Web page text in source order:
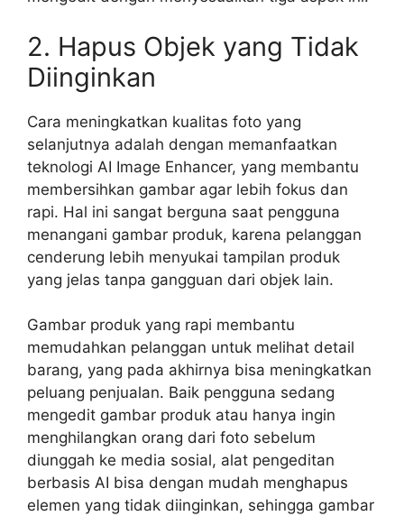
2. Hapus Objek yang Tidak
Diinginkan
Cara meningkatkan kualitas foto yang
selanjutnya adalah dengan memanfaatkan
teknologi AI Image Enhancer, yang membantu
membersihkan gambar agar lebih fokus dan
rapi. Hal ini sangat berguna saat pengguna
menangani gambar produk, karena pelanggan
cenderung lebih menyukai tampilan produk
yang jelas tanpa gangguan dari objek lain.
Gambar produk yang rapi membantu
memudahkan pelanggan untuk melihat detail
barang, yang pada akhirnya bisa meningkatkan
peluang penjualan. Baik pengguna sedang
mengedit gambar produk atau hanya ingin
menghilangkan orang dari foto sebelum
diunggah ke media sosial, alat pengeditan
berbasis AI bisa dengan mudah menghapus
elemen yang tidak diinginkan, sehingga gambar